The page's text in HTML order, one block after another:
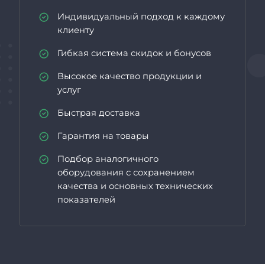
Индивидуальный подход к каждому
клиенту
Гибкая система скидок и бонусов
Высокое качество продукции и
услуг
Быстрая доставка
Гарантия на товары
Подбор аналогичного
оборудования с сохранением
качества и основных технических
показателей